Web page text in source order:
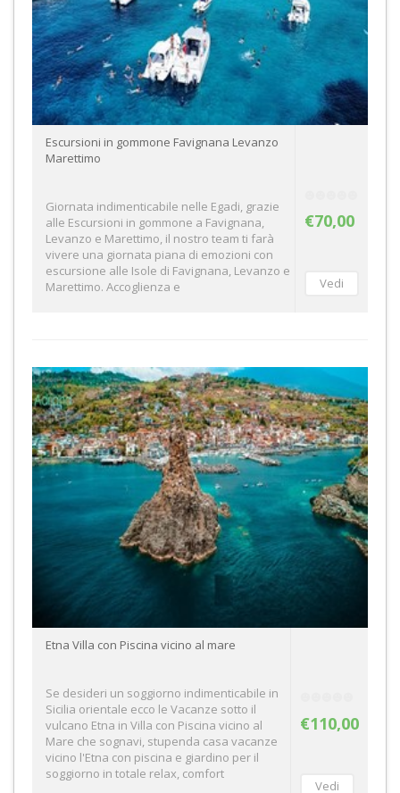
€70,00
Escursioni in gommone Favignana Levanzo
Marettimo
Giornata indimenticabile nelle Egadi, grazie
alle Escursioni in gommone a Favignana,
Levanzo e Marettimo, il nostro team ti farà
vivere una giornata piana di emozioni con
escursione alle Isole di Favignana, Levanzo e
Marettimo. Accoglienza e
€110,00
Etna Villa con Piscina vicino al mare
Se desideri un soggiorno indimenticabile in
Sicilia orientale ecco le Vacanze sotto il
vulcano Etna in Villa con Piscina vicino al
Mare che sognavi, stupenda casa vacanze
vicino l'Etna con piscina e giardino per il
soggiorno in totale relax, comfort